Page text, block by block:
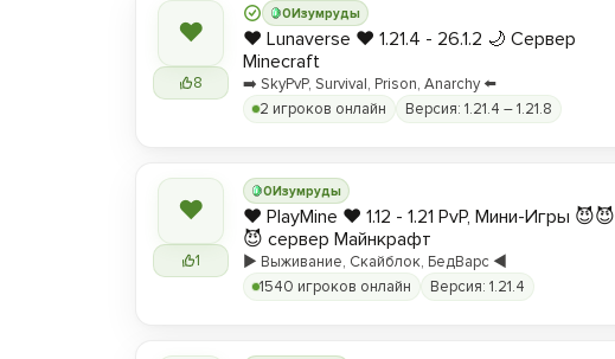
❤
8
0Изумруды
❤️ Lunaverse ❤️ 1.21.4 - 26.1.2 🌙 Сервер
Minecraft
➡️ SkyPvP, Survival, Prison, Anarchy ⬅️
2 игроков онлайн
Версия: 1.21.4 – 1.21.8
❤
1
0Изумруды
❤️ PlayMine ❤️ 1.12 - 1.21 PvP, Мини-Игры 😈😈
😈 сервер Майнкрафт
▶️ Выживание, Скайблок, БедВарс ◀️
1540 игроков онлайн
Версия: 1.21.4